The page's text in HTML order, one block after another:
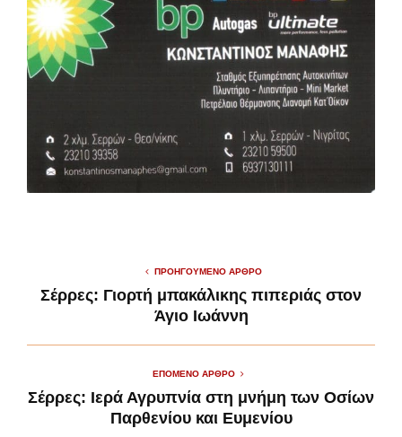
ΠΡΟΗΓΟΎΜΕΝΟ ΆΡΘΡΟ
Σέρρες: Γιορτή μπακάλικης πιπεριάς στον
Άγιο Ιωάννη
ΕΠΌΜΕΝΟ ΆΡΘΡΟ
Σέρρες: Ιερά Αγρυπνία στη μνήμη των Οσίων
Παρθενίου και Ευμενίου